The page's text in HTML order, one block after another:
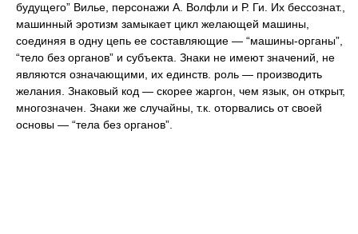
будущего” Вилье, персонажи А. Волфли и Р. Ги. Их бессознат.,
машинный эротизм замыкает цикл желающей машины,
соединяя в одну цепь ее составляющие — “машины-органы”,
“тело без органов” и субъекта. Знаки не имеют значений, не
являются означающими, их единств. роль — производить
желания. Знаковый код — скорее жаргон, чем язык, он открыт,
многозначен. Знаки же случайны, т.к. оторвались от своей
основы — “тела без органов”.